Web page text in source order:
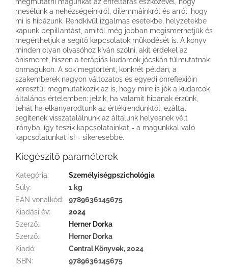
mesélünk a nehézségeinkről, dilemmáinkról és arról, hogy
mi is hibázunk. Rendkívül izgalmas esetekbe, helyzetekbe
kapunk bepillantást, amitől még jobban megismerhetjük és
megérthetjük a segítő kapcsolatok működését is. A könyv
minden olyan olvasóhoz kíván szólni, akit érdekel az
önismeret, hiszen a terápiás kudarcok jócskán túlmutatnak
önmagukon. A sok megtörtént, konkrét példán, a
szakemberek nagyon változatos és egyedi önreflexióin
keresztül megmutatkozik az is, hogy mire is jók a kudarcok
általános értelemben: jelzik, ha valamit hibának érzünk,
tehát ha elkanyarodtunk az értékrendünktől, ezáltal
segítenek visszatalálnunk az általunk helyesnek vélt
irányba, így teszik kapcsolatainkat - a magunkkal való
kapcsolatunkat is! - sikeresebbé.
Kiegészítő paraméterek
Kategória:
Személyiségpszichológia
Súly:
1 kg
EAN vonalkód:
9789636145675
Kiadási év:
2024
Szerző:
Herner Dorka
Szerző:
Herner Dorka
Kiadó:
Central Könyvek, 2024
ISBN:
9789636145675